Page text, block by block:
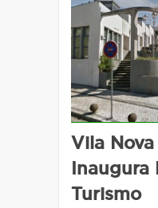
Vila
Inaugura
Turismo